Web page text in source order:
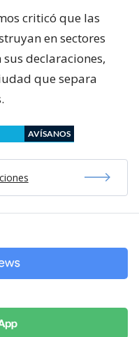
criticó que las
en sectores
declaraciones,
que separa
AVÍSANOS